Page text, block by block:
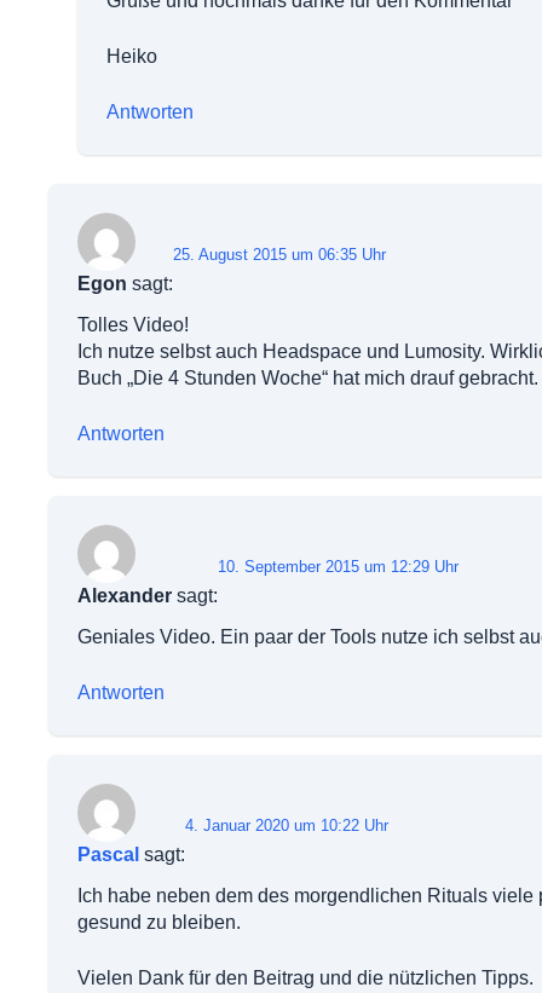
Heiko
Antworten
Egon sagt:
25. August 2015 um 06:35 Uhr
Tolles Video!
Ich nutze selbst auch Headspace und Lumosity.
Buch „Die 4 Stunden Woche“ hat mich drauf
Antworten
Alexander sagt:
10. September 2015 um 12:29 Uhr
Geniales Video. Ein paar der Tools nutze ich selbst
Antworten
Pascal sagt:
4. Januar 2020 um 10:22 Uhr
Ich habe neben dem des morgendlichen Rituals
gesund zu bleiben.
Vielen Dank für den Beitrag und die nützlichen Tipps.